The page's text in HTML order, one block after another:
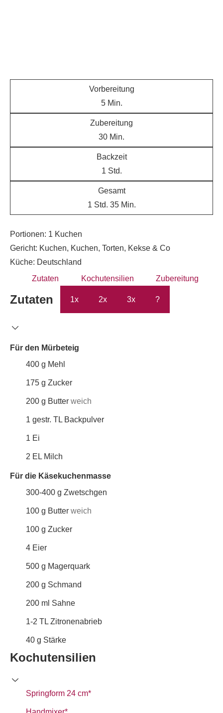
Vorbereitung
5 Min.
Zubereitung
30 Min.
Backzeit
1 Std.
Gesamt
1 Std. 35 Min.
Portionen: 1 Kuchen
Gericht: Kuchen, Kuchen, Torten, Kekse & Co
Küche: Deutschland
Zutaten
Kochutensilien Zubereitung
Zutaten 1x 2x 3x ?
Für den Mürbeteig
400 g Mehl
175 g Zucker
200 g Butter weich
1 gestr. TL Backpulver
1 Ei
2 EL Milch
Für die Käsekuchenmasse
300-400 g Zwetschgen
100 g Butter weich
100 g Zucker
4 Eier
500 g Magerquark
200 g Schmand
200 ml Sahne
1-2 TL Zitronenabrieb
40 g Stärke
Kochutensilien
Springform 24 cm*